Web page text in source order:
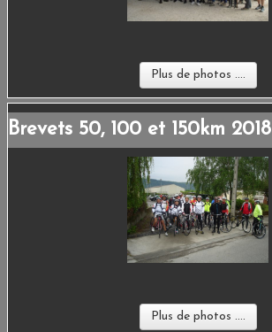
Plus de photos ....
Brevets 50, 100 et 150km 2018
Plus de photos ....